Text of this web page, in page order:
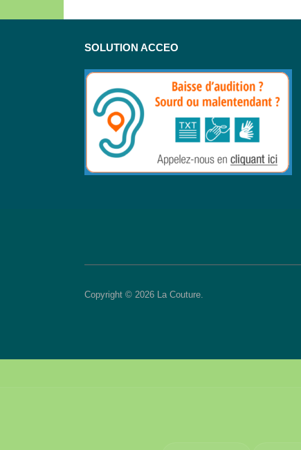
SOLUTION ACCEO
Copyright © 2026 La Couture.